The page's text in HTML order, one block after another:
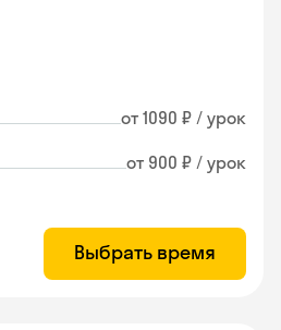
от 1090 ₽ / урок
от 900 ₽ / урок
Выбрать время